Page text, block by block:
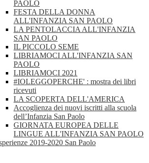
PAOLO
FESTA DELLA DONNA
ALL'INFANZIA SAN PAOLO
LA PENTOLACCIA ALL'INFANZIA
SAN PAOLO
IL PICCOLO SEME
LIBRIAMOCI ALL'INFANZIA SAN
PAOLO
LIBRIAMOCI 2021
#IOLEGGOPERCHE' : mostra dei libri
ricevuti
LA SCOPERTA DELL'AMERICA
Accoglienza dei nuovi iscritti alla scuola
dell’Infanzia San Paolo
GIORNATA EUROPEA DELLE
LINGUE ALL'INFANZIA SAN PAOLO
2019-2020 San Paolo